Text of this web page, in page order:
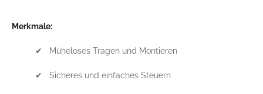
Merkmale:
✔ Müheloses Tragen und Montieren
✔ Sicheres und einfaches Steuern